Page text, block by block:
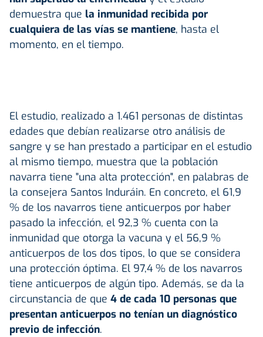
demuestra que la inmunidad recibida por
cualquiera de las vías se mantiene, hasta el
momento, en el tiempo.
El estudio, realizado a 1.461 personas de distintas
edades que debían realizarse otro análisis de
sangre y se han prestado a participar en el estudio
al mismo tiempo, muestra que la población
navarra tiene "una alta protección", en palabras de
la consejera Santos Induráin. En concreto, el 61,9
% de los navarros tiene anticuerpos por haber
pasado la infección, el 92,3 % cuenta con la
inmunidad que otorga la vacuna y el 56,9 %
anticuerpos de los dos tipos, lo que se considera
una protección óptima. El 97,4 % de los navarros
tiene anticuerpos de algún tipo. Además, se da la
circunstancia de que 4 de cada 10 personas que
presentan anticuerpos no tenían un diagnóstico
previo de infección.